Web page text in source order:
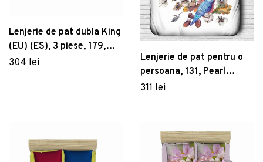
Lenjerie de pat dubla King
(EU) (ES), 3 piese, 179,
Pearl Home, Poliester
304 lei
Lenjerie de pat pentru o
persoana, 131, Pearl
Home, Poliester Satinat
311 lei